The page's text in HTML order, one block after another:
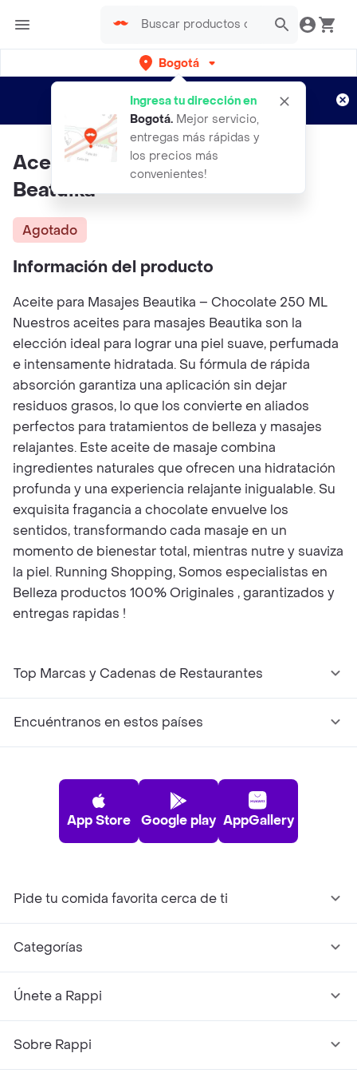
Bogotá
Ingresa tu dirección en
Bogotá. Mejor servicio,
entregas más rápidas y
los precios más
convenientes!
envíos gratis por semanas
Aplican TyC
Aceite Corporal Chocolate
Beatuika
Agotado
Información del producto
Aceite para Masajes Beautika – Chocolate 250 ML
Nuestros aceites para masajes Beautika son la
elección ideal para lograr una piel suave, perfumada
e intensamente hidratada. Su fórmula de rápida
absorción garantiza una aplicación sin dejar
residuos grasos, lo que los convierte en aliados
perfectos para tratamientos de belleza y masajes
relajantes. Este aceite de masaje combina
ingredientes naturales que ofrecen una hidratación
profunda y una experiencia relajante inigualable. Su
exquisita fragancia a chocolate envuelve los
sentidos, transformando cada masaje en un
momento de bienestar total, mientras nutre y suaviza
la piel. Running Shopping, Somos especialistas en
Belleza productos 100% Originales , garantizados y
entregas rapidas !
Top Marcas y Cadenas de Restaurantes
Encuéntranos en estos países
App Store Google play AppGallery
Pide tu comida favorita cerca de ti
Categorías
Únete a Rappi
Sobre Rappi